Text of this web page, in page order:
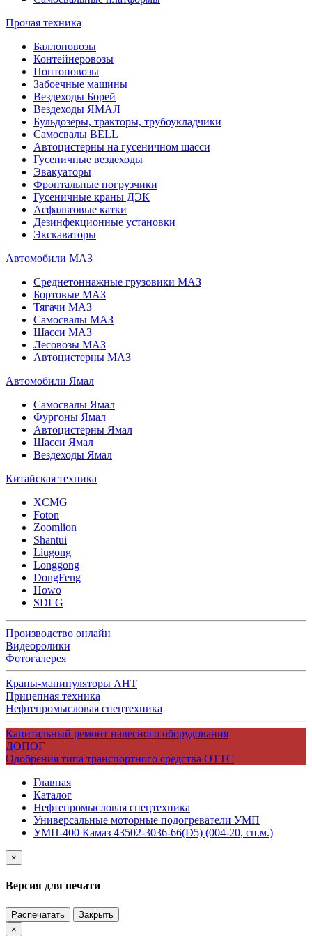
Прочая техника
Баллоновозы
Контейнеровозы
Понтоновозы
Забоечные машины
Вездеходы Борей
Вездеходы ЯМАЛ
Бульдозеры, тракторы, трубоукладчики
Самосвалы BELL
Автоцистерны на гусеничном шасси
Гусеничные вездеходы
Эвакуаторы
Фронтальные погрузчики
Гусеничные краны ДЭК
Асфальтовые катки
Дезинфекционные установки
Экскаваторы
Автомобили МАЗ
Среднетоннажные грузовики МАЗ
Бортовые МАЗ
Тягачи МАЗ
Самосвалы МАЗ
Шасси МАЗ
Лесовозы МАЗ
Автоцистерны МАЗ
Автомобили Ямал
Самосвалы Ямал
Фургоны Ямал
Автоцистерны Ямал
Шасси Ямал
Вездеходы Ямал
Китайская техника
XCMG
Foton
Zoomlion
Shantui
Liugong
Longgong
DongFeng
Howo
SDLG
Производство онлайн
Видеоролики
Фотогалерея
Краны-манипуляторы АНТ
Прицепная техника
Нефтепромысловая спецтехника
Капитальный ремонт навесного оборудования
ДОПОГ
Одобрения типа транспортного средства ОТТС
Главная
Каталог
Нефтепромысловая спецтехника
Универсальные моторные подогреватели УМП
УМП-400 Камаз 43502-3036-66(D5) (004-20, сп.м.)
×
Версия для печати
Распечатать
Закрыть
×